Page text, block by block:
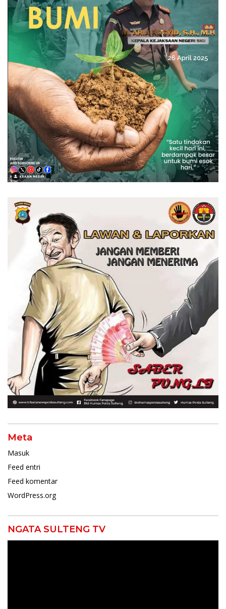
Meta
Masuk
Feed entri
Feed komentar
WordPress.org
NGATA SULTENG TV